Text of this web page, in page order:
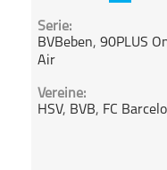
Serie:
BVBeben,90PLUS
Air
Vereine:
HSV, BVB, FC